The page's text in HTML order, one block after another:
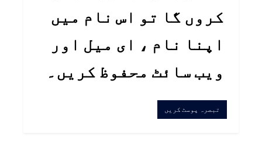
کروں گا تو اس نام میں
اپنا نام ، ای میل اور
ویب سائٹ محفوظ کریں۔